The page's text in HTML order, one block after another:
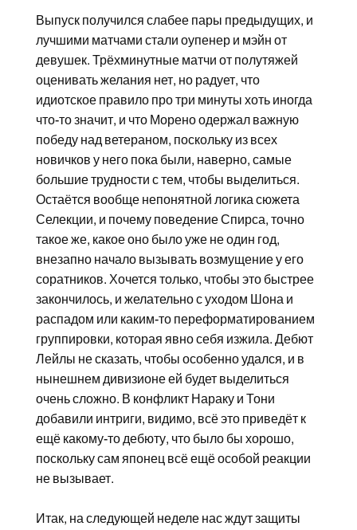
Выпуск получился слабее пары предыдущих, и
лучшими матчами стали оупенер и мэйн от
девушек. Трёхминутные матчи от полутяжей
оценивать желания нет, но радует, что
идиотское правило про три минуты хоть иногда
что-то значит, и что Морено одержал важную
победу над ветераном, поскольку из всех
новичков у него пока были, наверно, самые
большие трудности с тем, чтобы выделиться.
Остаётся вообще непонятной логика сюжета
Селекции, и почему поведение Спирса, точно
такое же, какое оно было уже не один год,
внезапно начало вызывать возмущение у его
соратников. Хочется только, чтобы это быстрее
закончилось, и желательно с уходом Шона и
распадом или каким-то переформатированием
группировки, которая явно себя изжила. Дебют
Лейлы не сказать, чтобы особенно удался, и в
нынешнем дивизионе ей будет выделиться
очень сложно. В конфликт Нараку и Тони
добавили интриги, видимо, всё это приведёт к
ещё какому-то дебюту, что было бы хорошо,
поскольку сам японец всё ещё особой реакции
не вызывает.
Итак, на следующей неделе нас ждут защиты